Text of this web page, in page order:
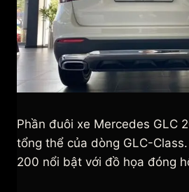
Phần đuôi xe Mercedes GLC
tổng thể của dòng GLC-
200 nổi bật với đồ họa đóng